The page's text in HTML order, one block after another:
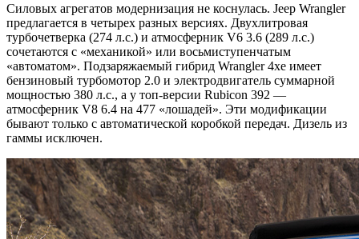
Силовых агрегатов модернизация не коснулась. Jeep Wrangler
предлагается в четырех разных версиях. Двухлитровая
турбочетверка (274 л.с.) и атмосферник V6 3.6 (289 л.с.)
сочетаются с «механикой» или восьмиступенчатым
«автоматом». Подзаряжаемый гибрид Wrangler 4xe имеет
бензиновый турбомотор 2.0 и электродвигатель суммарной
мощностью 380 л.с., а у топ-версии Rubicon 392 —
атмосферник V8 6.4 на 477 «лошадей». Эти модификации
бывают только с автоматической коробкой передач. Дизель из
гаммы исключен.